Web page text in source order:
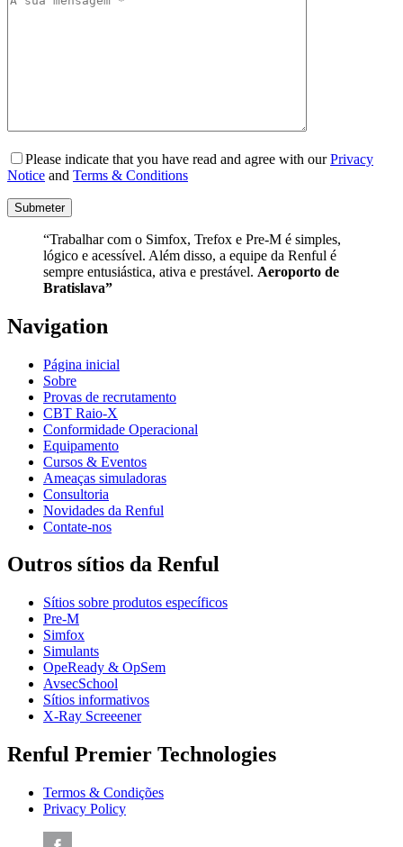
Please indicate that you have read and agree with ourPrivacy
Notice and Terms & Conditions
“Trabalhar com o Simfox, Trefox e Pre-M é simples,
lógico e acessível. Além disso, a equipe da Renful é
sempre entusiástica, ativa e prestável. Aeroporto de
Bratislava”
Navigation
Página inicial
Sobre
Provas de recrutamento
CBT Raio-X
Conformidade Operacional
Equipamento
Cursos & Eventos
Ameaças simuladoras
Consultoria
Novidades da Renful
Contate-nos
Outros sítios da Renful
Sítios sobre produtos específicos
Pre-M
Simfox
Simulants
OpeReady & OpSem
AvsecSchool
Sítios informativos
X-Ray Screeener
Renful Premier Technologies
Termos & Condições
Privacy Policy